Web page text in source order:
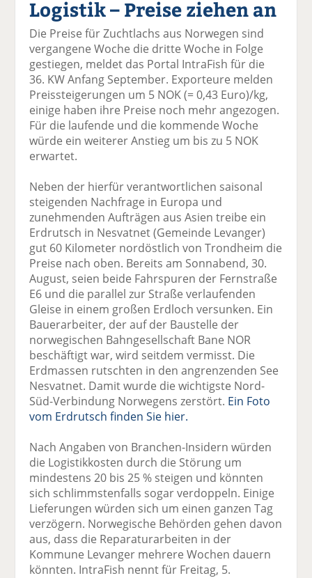
el
a
uf
F
ac
e
b
o
o
k
e
n
el
t
wi
tt
er
n
el
a
uf
Li
n
k
e
di
n
te
n
el
p
er
E
m
ai
l
v
er
se
e
el
D
n
Logistik – Preise ziehen an
Die Preise für Zuchtlachs aus Norwegen sind
vergangene Woche die dritte Woche in Folge
gestiegen, meldet das Portal IntraFish für die
36. KW Anfang September. Exporteure melden
Preissteigerungen um 5 NOK (= 0,43 Euro)/kg,
einige haben ihre Preise noch mehr angezogen.
Für die laufende und die kommende Woche
würde ein weiterer Anstieg um bis zu 5 NOK
erwartet.
Neben der hierfür verantwortlichen saisonal
steigenden Nachfrage in Europa und
zunehmenden Aufträgen aus Asien treibe ein
Erdrutsch in Nesvatnet (Gemeinde Levanger)
gut 60 Kilometer nordöstlich von Trondheim die
Preise nach oben. Bereits am Sonnabend, 30.
August, seien beide Fahrspuren der Fernstraße
E6 und die parallel zur Straße verlaufenden
Gleise in einem großen Erdloch versunken. Ein
Bauerarbeiter, der auf der Baustelle der
norwegischen Bahngesellschaft Bane NOR
beschäftigt war, wird seitdem vermisst. Die
Erdmassen rutschten in den angrenzenden See
Nesvatnet. Damit wurde die wichtigste Nord-
Süd-Verbindung Norwegens zerstört. Ein Foto
vom Erdrutsch finden Sie hier.
Nach Angaben von Branchen-Insidern würden
die Logistikkosten durch die Störung um
mindestens 20 bis 25 % steigen und könnten
sich schlimmstenfalls sogar verdoppeln. Einige
Lieferungen würden sich um einen ganzen Tag
verzögern. Norwegische Behörden gehen davon
aus, dass die Reparaturarbeiten in der
Kommune Levanger mehrere Wochen dauern
könnten. IntraFish nennt für Freitag, 5.